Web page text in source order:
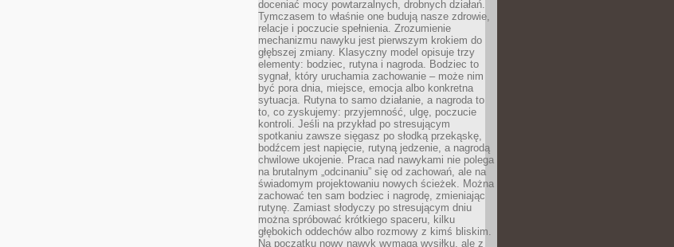
doceniać mocy powtarzalnych, drobnych działań.
Tymczasem to właśnie one budują nasze zdrowie,
relacje i poczucie spełnienia. Zrozumienie
mechanizmu nawyku jest pierwszym krokiem do
głębszej zmiany. Klasyczny model opisuje trzy
elementy: bodziec, rutyna i nagroda. Bodziec to
sygnał, który uruchamia zachowanie – może nim
być pora dnia, miejsce, emocja albo konkretna
sytuacja. Rutyna to samo działanie, a nagroda to
to, co zyskujemy: przyjemność, ulgę, poczucie
kontroli. Jeśli na przykład po stresującym
spotkaniu zawsze sięgasz po słodką przekąskę,
bodźcem jest napięcie, rutyną jedzenie, a nagrodą
chwilowe ukojenie. Praca nad nawykami nie polega
na brutalnym „odcinaniu” się od zachowań, ale na
świadomym projektowaniu nowych ścieżek. Można
zachować ten sam bodziec i nagrodę, zmieniając
rutynę. Zamiast słodyczy po stresującym dniu
można spróbować krótkiego spaceru, kilku
głębokich oddechów albo rozmowy z kimś bliskim.
Na początku nowy nawyk wymaga wysiłku, ale z